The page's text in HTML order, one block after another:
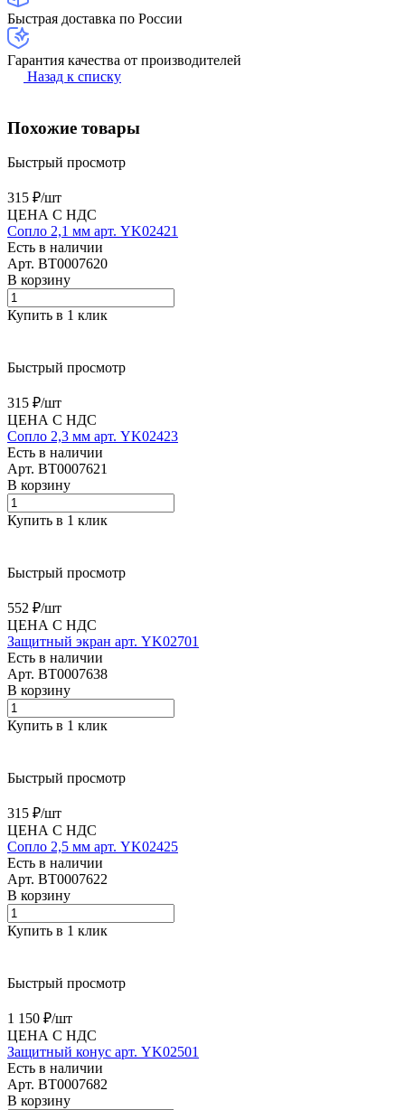
Быстрая доставка по России
Гарантия качества от производителей
Назад к списку
Похожие товары
Быстрый просмотр
315 ₽/шт
ЦЕНА С НДС
Сопло 2,1 мм арт. YK02421
Есть в наличии
Арт. BT0007620
В корзину
Купить в 1 клик
Быстрый просмотр
315 ₽/шт
ЦЕНА С НДС
Сопло 2,3 мм арт. YK02423
Есть в наличии
Арт. BT0007621
В корзину
Купить в 1 клик
Быстрый просмотр
552 ₽/шт
ЦЕНА С НДС
Защитный экран арт. YK02701
Есть в наличии
Арт. BT0007638
В корзину
Купить в 1 клик
Быстрый просмотр
315 ₽/шт
ЦЕНА С НДС
Сопло 2,5 мм арт. YK02425
Есть в наличии
Арт. BT0007622
В корзину
Купить в 1 клик
Быстрый просмотр
1 150 ₽/шт
ЦЕНА С НДС
Защитный конус арт. YK02501
Есть в наличии
Арт. BT0007682
В корзину